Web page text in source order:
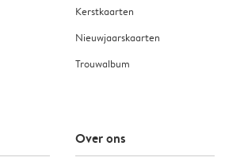
Kerstkaarten
Nieuwjaarskaarten
Trouwalbum
Over ons